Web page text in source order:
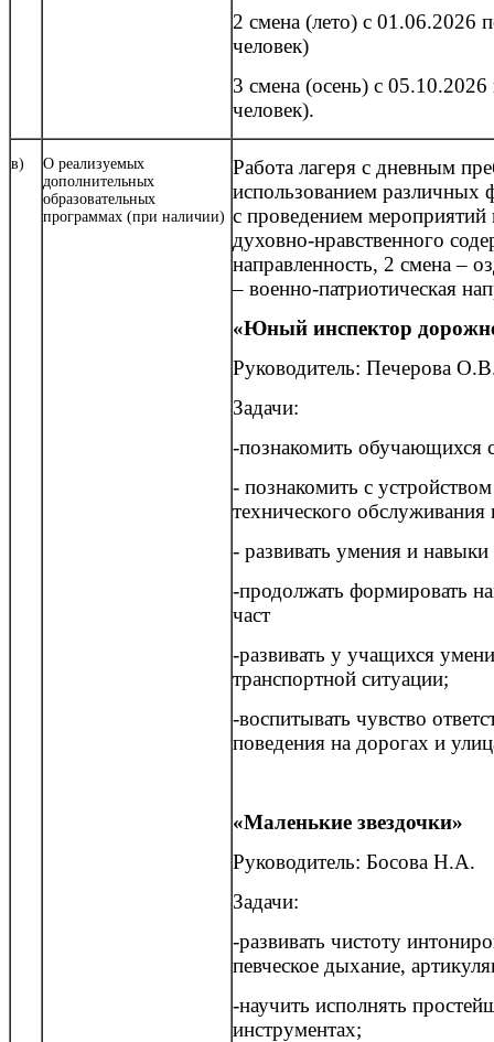
2 смена (лето) с 01.06.2026
человек)
3 смена (осень) с
человек).
в)
О реализуемых
дополнительных
образовательных
программах (при наличии)
Работа лагеря с дневным
использованием различных
с проведением мероприятий
духовно-нравственного
направленность, 2 смена –
– военно-патриотическая
«Юный инспектор
Руководитель: Печерова
Задачи:
-познакомить обучающихся
- познакомить с
технического обслуживания
- развивать умения и
-продолжать формировать
част
-развивать у учащихся
транспортной ситуации;
-воспитывать чувство
поведения на дорогах и
«Маленькие звездочки»
Руководитель: Босова Н.А.
Задачи:
-развивать чистоту
певческое дыхание,
-научить исполнять
инструментах;